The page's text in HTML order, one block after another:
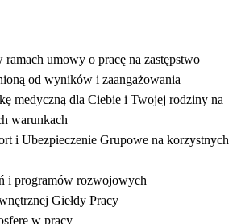
ramach umowy o pracę na zastępstwo
od wyników i zaangażowania
medyczną dla Ciebie i Twojej rodziny na
warunkach
i Ubezpieczenie Grupowe na korzystnych
i programów rozwojowych
Giełdy Pracy
w pracy